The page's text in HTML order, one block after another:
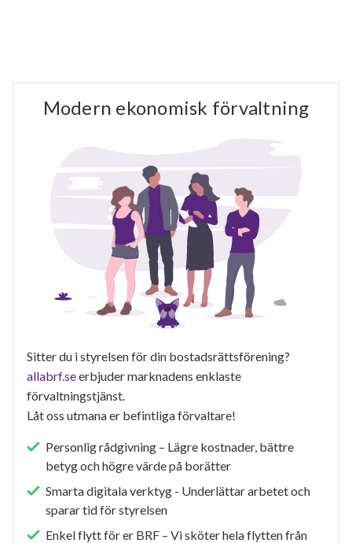
Modern ekonomisk förvaltning
Sitter du i styrelsen för din bostadsrättsförening?
allabrf.seerbjuder marknadens enklaste
förvaltningstjänst.
Låt oss utmana er befintliga förvaltare!
Personlig rådgivning – Lägre kostnader, bättre
betyg och högre värde på borätter
Smarta digitala verktyg - Underlättar arbetet och
sparar tid för styrelsen
Enkel flytt för er BRF – Vi sköter hela flytten från